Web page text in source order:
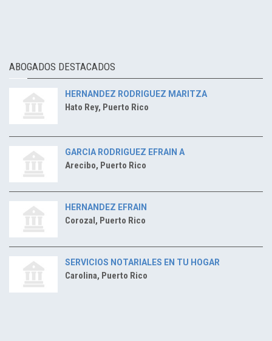
ABOGADOS DESTACADOS
HERNANDEZ RODRIGUEZ MARITZA
Hato Rey, Puerto Rico
GARCIA RODRIGUEZ EFRAIN A
Arecibo, Puerto Rico
HERNANDEZ EFRAIN
Corozal, Puerto Rico
SERVICIOS NOTARIALES EN TU HOGAR
Carolina, Puerto Rico